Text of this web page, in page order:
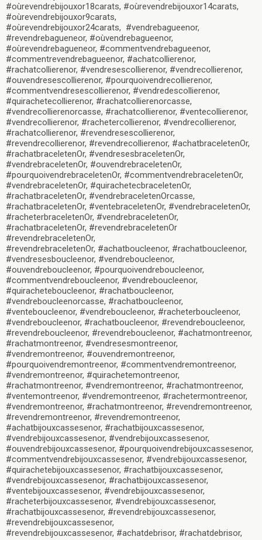
#oùrevendrebijouxor18carats, #oùrevendrebijouxor14carats,
#oùrevendrebijouxor9carats,
#oùrevendrebijouxor24carats, #vendrebagueenor,
#revendrebagueneor, #oùvendrebagueenor,
#oùrevendrebagueneor, #commentvendrebagueenor,
#commentrevendrebagueenor, #achatcollierenor,
#rachatcollierenor, #vendresescollierenor, #vendrecollierenor,
#ouvendresescollierenor, #pourquoivendrecollierenor,
#commentvendresescollierenor, #vendredescollierenor,
#quirachetecollierenor, #rachatcollierenorcasse,
#vendrecollierenorcasse, #rachatcollierenor, #ventecollierenor,
#vendrecollierenor, #rachetercollierenor, #vendrecollierenor,
#rachatcollierenor, #revendresescollierenor,
#revendrecollierenor, #revendrecollierenor, #achatbraceletenOr,
#rachatbraceletenOr, #vendresesbraceletenOr,
#vendrebraceletenOr, #ouvendrebraceletenOr,
#pourquoivendrebraceletenOr, #commentvendrebraceletenOr,
#vendrebraceletenOr, #quirachetecbraceletenOr,
#rachatbraceletenOr, #vendrebraceletenOrcasse,
#rachatbraceletenOr, #ventebraceletenOr, #vendrebraceletenOr,
#racheterbraceletenOr, #vendrebraceletenOr,
#rachatbraceletenOr, #revendrebraceletenOr
#revendrebraceletenOr,
#revendrebraceletenOr, #achatboucleenor, #rachatboucleenor,
#vendresesboucleenor, #vendreboucleenor,
#ouvendreboucleenor, #pourquoivendreboucleenor,
#commentvendreboucleenor, #vendreboucleenor,
#quiracheteboucleenor, #rachatboucleenor,
#vendreboucleenorcasse, #rachatboucleenor,
#venteboucleenor, #vendreboucleenor, #racheterboucleenor,
#vendreboucleenor, #rachatboucleenor, #revendreboucleenor,
#revendreboucleenor, #revendreboucleenor, #achatmontreenor,
#rachatmontreenor, #vendresesmontreenor,
#vendremontreenor, #ouvendremontreenor,
#pourquoivendremontreenor, #commentvendremontreenor,
#vendremontreenor, #quirachetemontreenor,
#rachatmontreenor, #vendremontreenor, #rachatmontreenor,
#ventemontreenor, #vendremontreenor, #rachetermontreenor,
#vendremontreenor, #rachatmontreenor, #revendremontreenor,
#revendremontreenor, #revendremontreenor,
#achatbijouxcassesenor, #rachatbijouxcassesenor,
#vendrebijouxcassesenor, #vendrebijouxcassesenor,
#ouvendrebijouxcassesenor, #pourquoivendrebijouxcassesenor,
#commentvendrebijouxcassesenor, #vendrebijouxcassesenor,
#quirachetebijouxcassesenor, #rachatbijouxcassesenor,
#vendrebijouxcassesenor, #rachatbijouxcassesenor,
#ventebijouxcassesenor, #vendrebijouxcassesenor,
#racheterbijouxcassesenor, #vendrebijouxcassesenor,
#rachatbijouxcassesenor, #revendrebijouxcassesenor,
#revendrebijouxcassesenor,
#revendrebijouxcassesenor, #achatdebrisor, #rachatdebrisor,